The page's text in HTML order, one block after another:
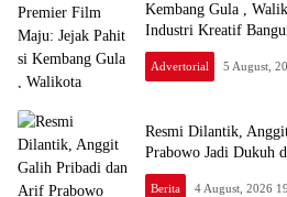
Kembang Gula ,
Industri Kreatif
Advertorial 5 August,
Resmi Dilantik,
Prabowo Jadi Dukuh
Berita 4 August, 2026